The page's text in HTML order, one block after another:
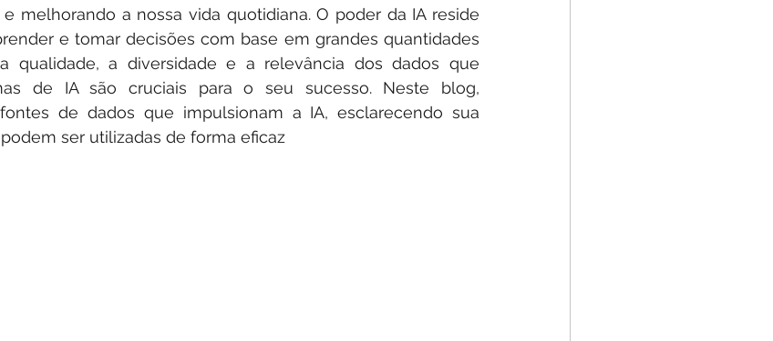
melhorando a nossa vida quotidiana. O poder da IA reside
e tomar decisões com base em grandes quantidades
qualidade, a diversidade e a relevância dos dados que
de IA são cruciais para o seu sucesso. Neste blog,
de dados que impulsionam a IA, esclarecendo sua
ser utilizadas de forma eficaz